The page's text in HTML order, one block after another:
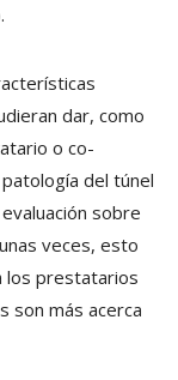
dar, como
o co-
del túnel
sobre
veces, esto
los prestatarios
son más acerca